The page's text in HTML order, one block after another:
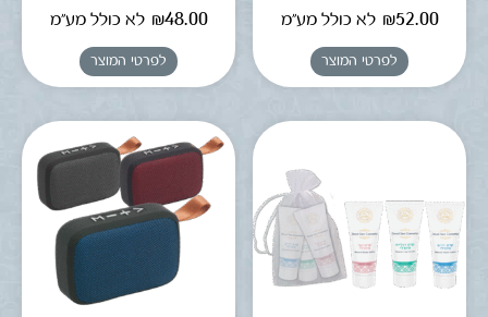
₪52.00 לא כולל מע"מ
לפרטי המוצר
₪48.00 לא כולל מע"מ
לפרטי המוצר